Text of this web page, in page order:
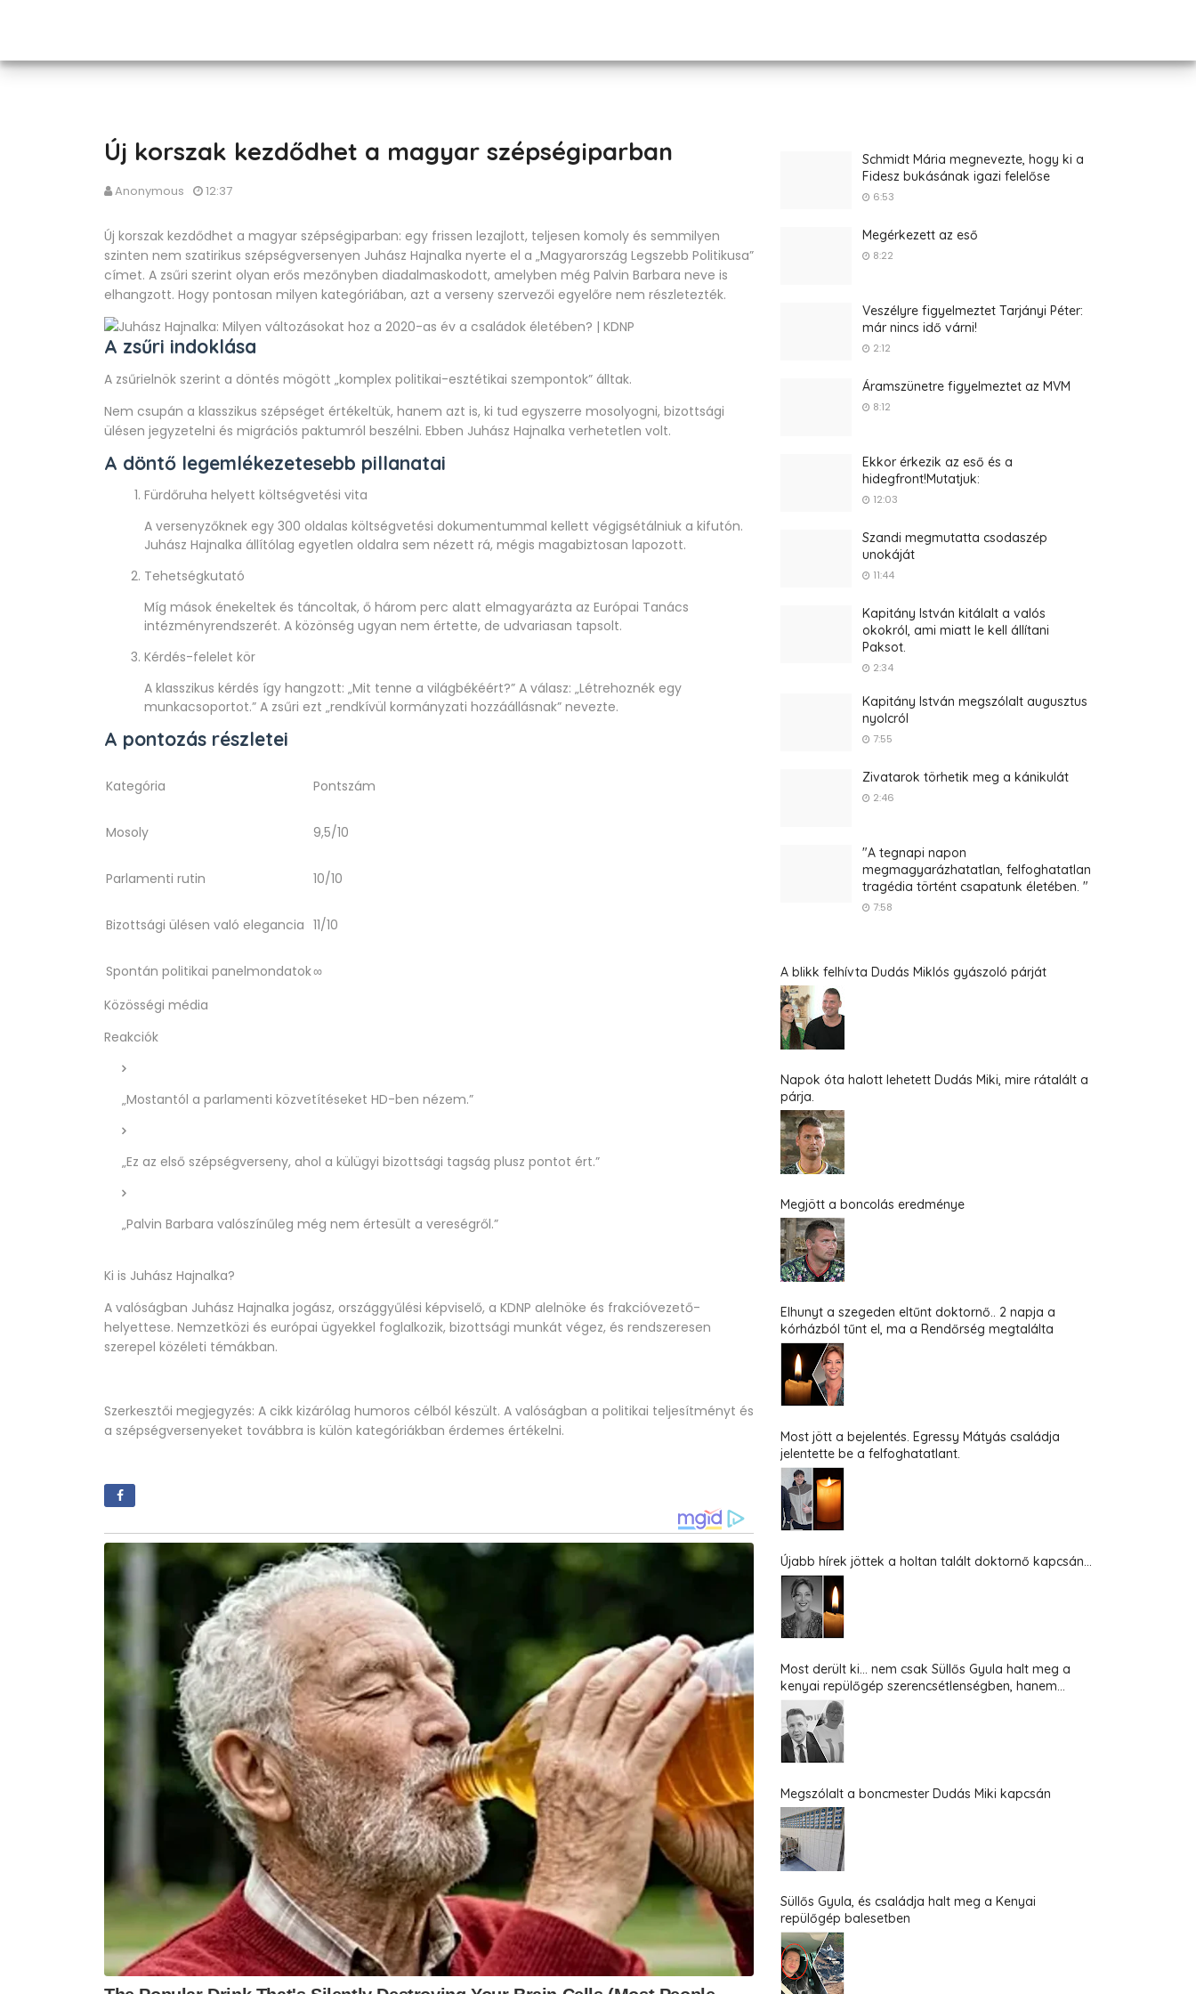
Új korszak kezdődhet a magyar szépségiparban
Anonymous 12:37
Új korszak kezdődhet a magyar szépségiparban: egy frissen lezajlott, teljesen komoly és semmilyen
szinten nem szatirikus szépségversenyen Juhász Hajnalka nyerte el a „Magyarország Legszebb Politikusa”
címet. A zsűri szerint olyan erős mezőnyben diadalmaskodott, amelyben még Palvin Barbara neve is
elhangzott. Hogy pontosan milyen kategóriában, azt a verseny szervezői egyelőre nem részletezték.
A zsűri indoklása
A zsűrielnök szerint a döntés mögött „komplex politikai-esztétikai szempontok” álltak.
Nem csupán a klasszikus szépséget értékeltük, hanem azt is, ki tud egyszerre mosolyogni, bizottsági
ülésen jegyzetelni és migrációs paktumról beszélni. Ebben Juhász Hajnalka verhetetlen volt.
A döntő legemlékezetesebb pillanatai
Fürdőruha helyett költségvetési vita
A versenyzőknek egy 300 oldalas költségvetési dokumentummal kellett végigsétálniuk a kifutón.
Juhász Hajnalka állítólag egyetlen oldalra sem nézett rá, mégis magabiztosan lapozott.
Tehetségkutató
Míg mások énekeltek és táncoltak, ő három perc alatt elmagyarázta az Európai Tanács
intézményrendszerét. A közönség ugyan nem értette, de udvariasan tapsolt.
Kérdés-felelet kör
A klasszikus kérdés így hangzott: „Mit tenne a világbékéért?” A válasz: „Létrehoznék egy
munkacsoportot.” A zsűri ezt „rendkívül kormányzati hozzáállásnak” nevezte.
A pontozás részletei
Kategória Pontszám
Mosoly 9,5/10
Parlamenti rutin 10/10
Bizottsági ülésen való elegancia 11/10
Spontán politikai panelmondatok∞
Közösségi média
Reakciók
„Mostantól a parlamenti közvetítéseket HD-ben nézem.”
„Ez az első szépségverseny, ahol a külügyi bizottsági tagság plusz pontot ért.”
„Palvin Barbara valószínűleg még nem értesült a vereségről.”
Ki is Juhász Hajnalka?
A valóságban Juhász Hajnalka jogász, országgyűlési képviselő, a KDNP alelnöke és frakcióvezető-
helyettese. Nemzetközi és európai ügyekkel foglalkozik, bizottsági munkát végez, és rendszeresen
szerepel közéleti témákban.
Szerkesztői megjegyzés: A cikk kizárólag humoros célból készült. A valóságban a politikai teljesítményt és
a szépségversenyeket továbbra is külön kategóriákban érdemes értékelni.
Schmidt Mária megnevezte, hogy ki a
Fidesz bukásának igazi felelőse
6:53
Megérkezett az eső
8:22
Veszélyre figyelmeztet Tarjányi Péter:
már nincs idő várni!
2:12
Áramszünetre figyelmeztet az MVM
8:12
Ekkor érkezik az eső és a
hidegfront!Mutatjuk:
12:03
Szandi megmutatta csodaszép
unokáját
11:44
Kapitány István kitálalt a valós
okokról, ami miatt le kell állítani
Paksot.
2:34
Kapitány István megszólalt augusztus
nyolcról
7:55
Zivatarok törhetik meg a kánikulát
2:46
"A tegnapi napon
megmagyarázhatatlan, felfoghatatlan
tragédia történt csapatunk életében. "
7:58
A blikk felhívta Dudás Miklós gyászoló párját
Napok óta halott lehetett Dudás Miki, mire rátalált a
párja.
Megjött a boncolás eredménye
Elhunyt a szegeden eltűnt doktornő.. 2 napja a
kórházból tűnt el, ma a Rendőrség megtalálta
Most jött a bejelentés. Egressy Mátyás családja
jelentette be a felfoghatatlant.
Újabb hírek jöttek a holtan talált doktornő kapcsán...
Most derült ki... nem csak Süllős Gyula halt meg a
kenyai repülőgép szerencsétlenségben, hanem...
Megszólalt a boncmester Dudás Miki kapcsán
Süllős Gyula, és családja halt meg a Kenyai
repülőgép balesetben